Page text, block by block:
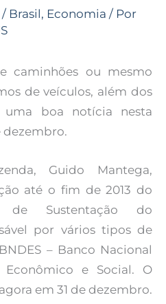
/ Brasil, Economia / Por
caminhões ou mesmo
de veículos, além dos
uma boa notícia nesta
dezembro.
Guido Mantega,
até o fim de 2013 do
Sustentação do
por vários tipos de
– Banco Nacional
Econômico e Social. O
em 31 de dezembro.